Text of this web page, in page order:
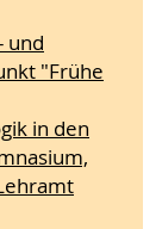
und
"Frühe
in den